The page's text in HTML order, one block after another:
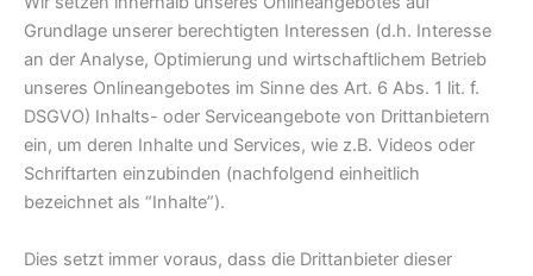
Grundlage unserer berechtigten Interessen (d.h. Interesse
an der Analyse, Optimierung und wirtschaftlichem Betrieb
unseres Onlineangebotes im Sinne des Art. 6 Abs. 1 lit. f.
DSGVO) Inhalts- oder Serviceangebote von Drittanbietern
ein, um deren Inhalte und Services, wie z.B. Videos oder
Schriftarten einzubinden (nachfolgend einheitlich
bezeichnet als “Inhalte”).
Dies setzt immer voraus, dass die Drittanbieter dieser